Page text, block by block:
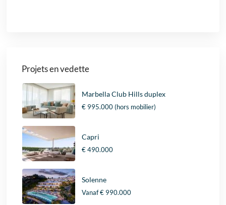
Projets en vedette
Marbella Club Hills duplex
€ 995.000(hors mobilier)
Capri
€ 490.000
Solenne
Vanaf€ 990.000